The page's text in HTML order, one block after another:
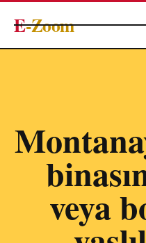
E-Zoom
EMPLOI
MARKETING & DIGITAL
TECHNOLOGIE
À PROPOS
veya